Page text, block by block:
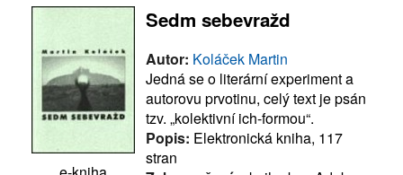
Sedm sebevražd
Autor: Koláček Martin
Jedná se o literární experiment a
autorovu prvotinu, celý text je psán
tzv. „kolektivní ich-formou“.
Popis: Elektronická kniha, 117
stran